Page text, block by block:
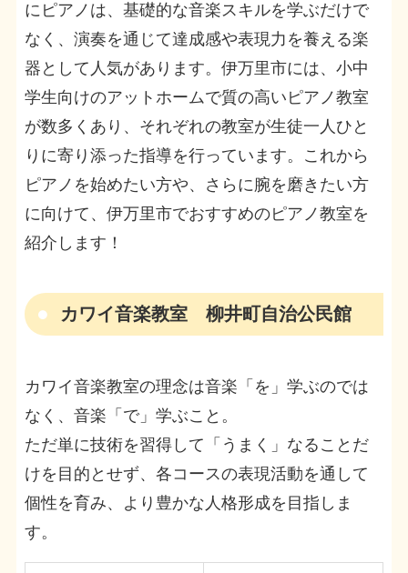
にピアノは、基礎的な音楽スキルを学ぶだけで
なく、演奏を通じて達成感や表現力を養える楽
器として人気があります。伊万里市には、小中
学生向けのアットホームで質の高いピアノ教室
が数多くあり、それぞれの教室が生徒一人ひと
りに寄り添った指導を行っています。これから
ピアノを始めたい方や、さらに腕を磨きたい方
に向けて、伊万里市でおすすめのピアノ教室を
紹介します！
カワイ音楽教室 柳井町自治公民館
カワイ音楽教室の理念は音楽「を」学ぶのでは
なく、音楽「で」学ぶこと。
ただ単に技術を習得して「うまく」なることだ
けを目的とせず、各コースの表現活動を通して
個性を育み、より豊かな人格形成を目指しま
す。